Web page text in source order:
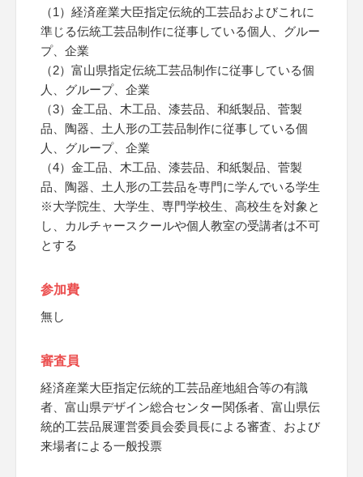
（1）経済産業大臣指定伝統的工芸品およびこれに
準じる伝統工芸品制作に従事している個人、グルー
プ、企業
（2）富山県指定伝統工芸品制作に従事している個
人、グループ、企業
（3）金工品、木工品、漆芸品、和紙製品、菅製
品、陶器、土人形の工芸品制作に従事している個
人、グループ、企業
（4）金工品、木工品、漆芸品、和紙製品、菅製
品、陶器、土人形の工芸品を専門に学んでいる学生
※大学院生、大学生、専門学校生、高校生を対象と
し、カルチャースクールや個人教室の受講者は不可
とする
参加費
無し
審査員
経済産業大臣指定伝統的工芸品産地組合等の有識
者、富山県デザイン総合センター関係者、富山県伝
統的工芸品展運営委員会委員長による審査、および
来場者による一般投票